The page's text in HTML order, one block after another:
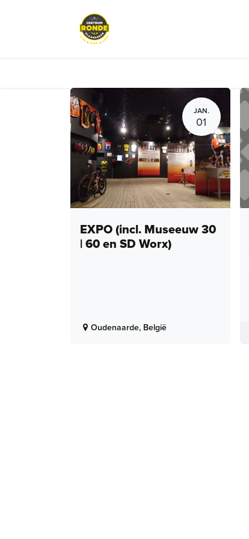
JAN.
01
EXPO (incl. Museeuw 30
| 60 en SD Worx)
Oudenaarde, België